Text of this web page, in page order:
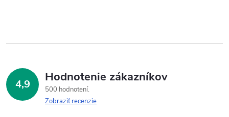
4,9 Hodnotenie zákazníkov
500 hodnotení
Zobraziť recenzie